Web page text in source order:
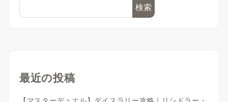
検索
最近の投稿
【マスターデュエル】ダイスラリー攻略｜リシドラー・